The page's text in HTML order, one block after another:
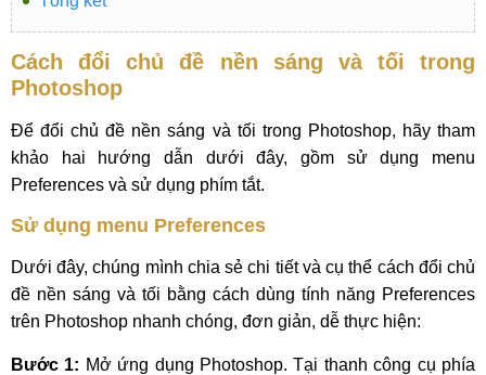
Cách đổi chủ đề nền sáng và tối trong
Photoshop
Để đổi chủ đề nền sáng và tối trong Photoshop, hãy tham
khảo hai hướng dẫn dưới đây, gồm sử dụng menu
Preferences và sử dụng phím tắt.
Sử dụng menu Preferences
Dưới đây, chúng mình chia sẻ chi tiết và cụ thể cách đổi chủ
đề nền sáng và tối bằng cách dùng tính năng Preferences
trên Photoshop nhanh chóng, đơn giản, dễ thực hiện:
Bước 1: Mở ứng dụng Photoshop. Tại thanh công cụ phía